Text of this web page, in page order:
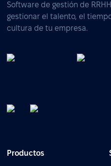
Software de gestión de
gestionar el talento, el
cultura de tu empresa.
Productos